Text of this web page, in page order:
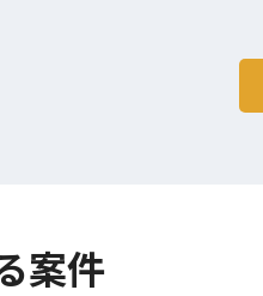
案件